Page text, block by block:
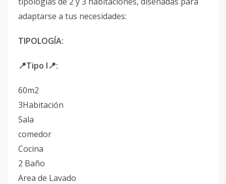
adaptarse a tus necesidades:
TIPOLOGÍA:
📍Tipo I📍:
60m2
3Habitación
Sala
comedor
Cocina
2 Baño
Area de Lavado